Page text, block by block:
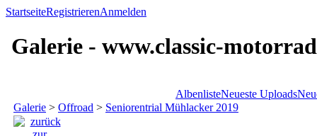
StartseiteRegistrierenAnmelden
Galerie - www.classic-
AlbenlisteNeueste Uploads
Galerie > Offroad > Seniorentrial Mühlacker 2019